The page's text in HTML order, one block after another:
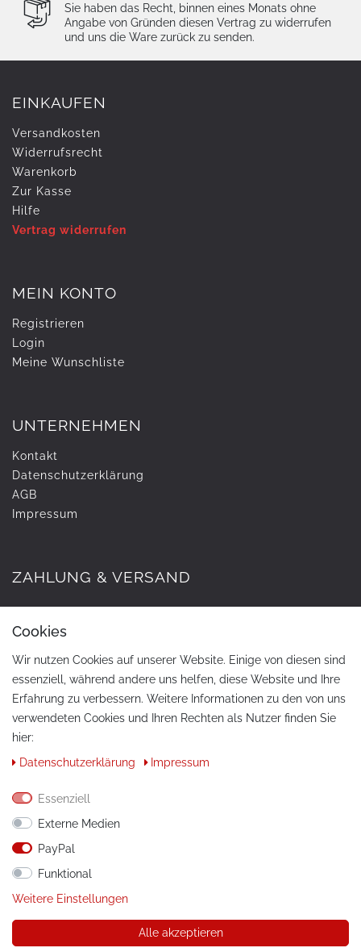
Sie haben das Recht, binnen eines Monats ohne
Angabe von Gründen diesen Vertrag zu widerrufen
und uns die Ware zurück zu senden.
EINKAUFEN
Versandkosten
Widerrufs­recht
Warenkorb
Zur Kasse
Hilfe
Vertrag widerrufen
MEIN KONTO
Registrieren
Login
Meine Wunschliste
UNTERNEHMEN
Kontakt
Daten­schutz­erklärung
AGB
Impressum
ZAHLUNG & VERSAND
ANLEITUNGEN
Montageanleitungen
© Copyright 2026 tuning-art.com GmbH. Alle Rechte
Cookies
Wir nutzen Cookies auf unserer Website. Einige von diesen sind
essenziell, während andere uns helfen, diese Website und Ihre
Erfahrung zu verbessern. Weitere Informationen zu den von uns
verwendeten Cookies und Ihren Rechten als Nutzer finden Sie
hier:
Daten­schutz­erklärung
Impressum
Essenziell
Externe Medien
PayPal
Funktional
Weitere Einstellungen
Alle akzeptieren